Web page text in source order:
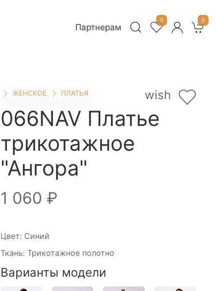
Партнерам
0 0
066NAV Платье
трикотажное
"Ангора"
wish
ЖЕНСКОЕ ПЛАТЬЯ
1 060 ₽
Цвет: Синий
Ткань: Трикотажное полотно
Варианты модели